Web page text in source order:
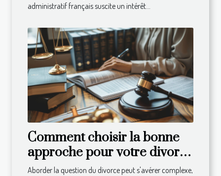
administratif français suscite un intérêt...
Comment choisir la bonne
approche pour votre divorce
en droit suisse
Aborder la question du divorce peut s'avérer complexe,